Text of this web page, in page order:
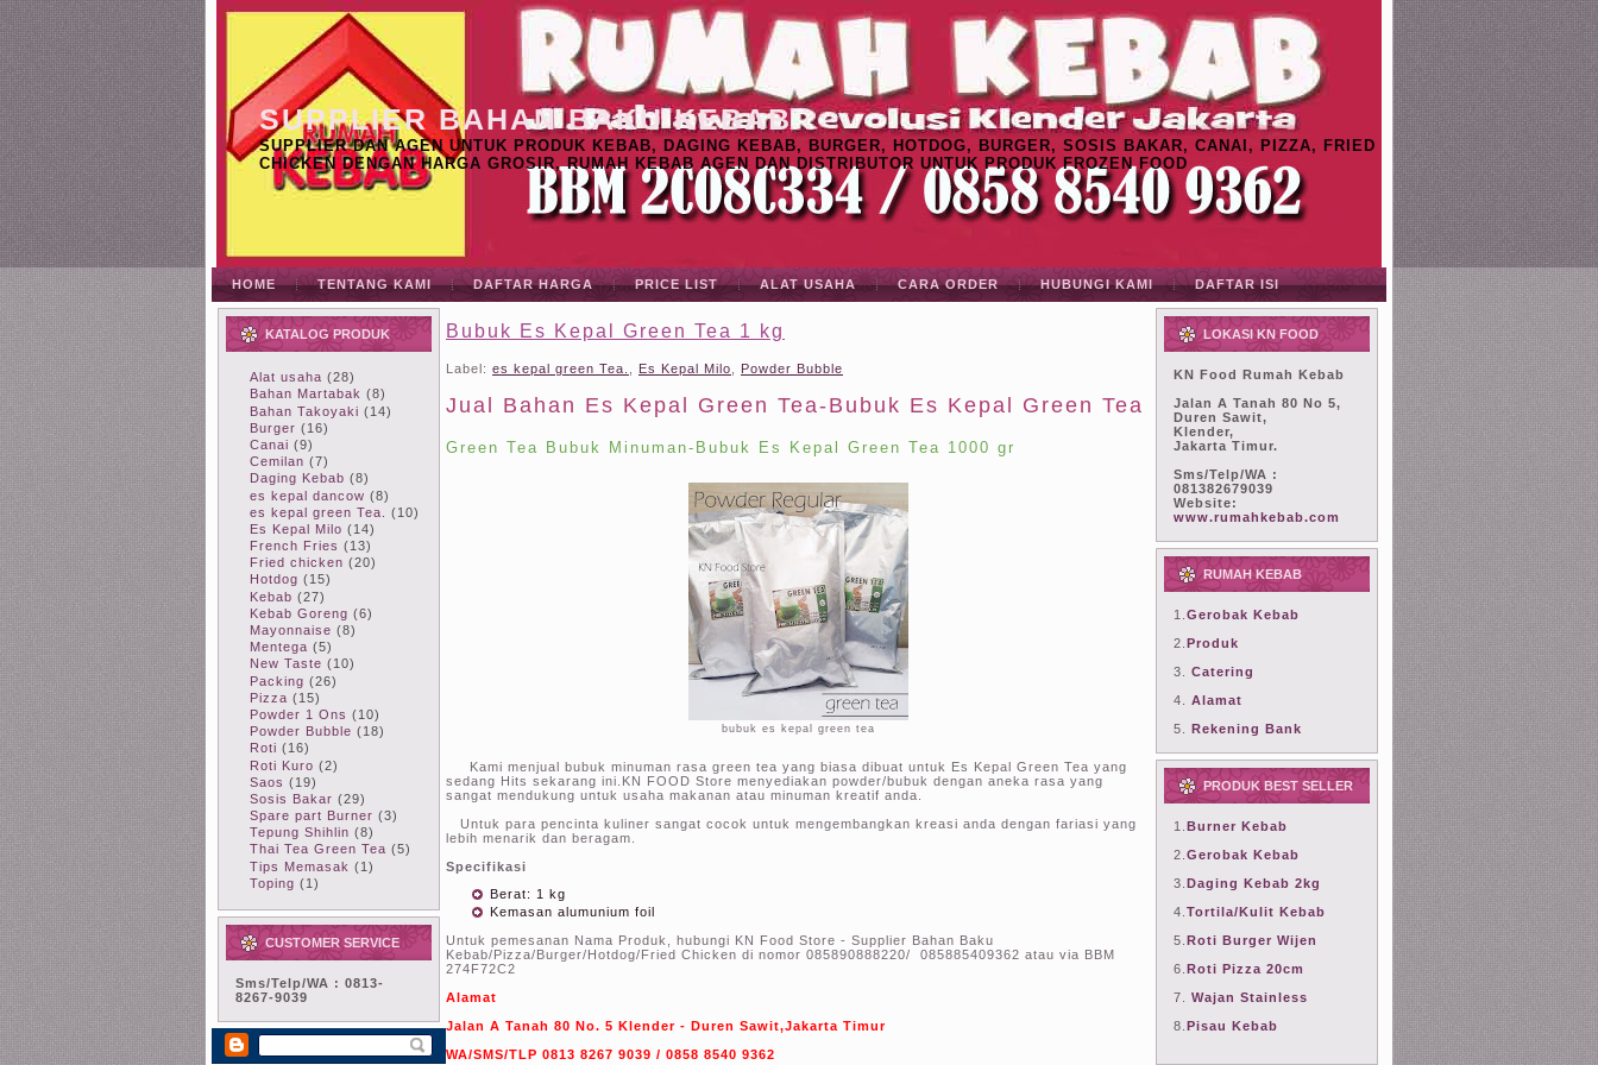
SUPPLIER BAHAN BAKU KEBAB
SUPPLIER DAN AGEN UNTUK PRODUK KEBAB, DAGING KEBAB, BURGER, HOTDOG, BURGER, SOSIS BAKAR, CANAI, PIZZA, FRIED
CHICKEN DENGAN HARGA GROSIR, RUMAH KEBAB AGEN DAN DISTRIBUTOR UNTUK PRODUK FROZEN FOOD
HOME TENTANG KAMI DAFTAR HARGA PRICE LIST ALAT USAHA CARA ORDER HUBUNGI KAMI DAFTAR ISI
KATALOG PRODUK
Alat usaha (28)
Bahan Martabak (8)
Bahan Takoyaki (14)
Burger (16)
Canai (9)
Cemilan (7)
Daging Kebab (8)
es kepal dancow (8)
es kepal green Tea.
(10)
Es Kepal Milo (14)
French Fries (13)
Fried chicken (20)
Hotdog (15)
Kebab (27)
Kebab Goreng (6)
Mayonnaise (8)
Mentega (5)
New Taste (10)
Packing (26)
Pizza (15)
Powder 1 Ons (10)
Powder Bubble (18)
Roti (16)
Roti Kuro (2)
Saos (19)
Sosis Bakar (29)
Spare part Burner (3)
Tepung Shihlin (8)
Thai Tea Green Tea (5)
Tips Memasak (1)
Toping (1)
CUSTOMER SERVICE
Sms/Telp/WA : 0813-
8267-9039
Bubuk Es Kepal Green Tea 1 kg
Label: es kepal green Tea. Es Kepal Milo Powder Bubble
Jual Bahan Es Kepal Green Tea-Bubuk Es Kepal Green Tea
Green Tea Bubuk Minuman-Bubuk Es Kepal Green Tea 1000 gr
bubuk es kepal green tea
Kami menjual bubuk minuman rasa green tea yang biasa dibuat untuk Es Kepal Green Tea yang
sedang Hits sekarang ini.KN FOOD Store menyediakan powder/bubuk dengan aneka rasa yang
sangat mendukung untuk usaha makanan atau minuman kreatif anda.
Untuk para pencinta kuliner sangat cocok untuk mengembangkan kreasi anda dengan fariasi yang
lebih menarik dan beragam.
Specifikasi
Berat: 1 kg
Kemasan alumunium foil
Untuk pemesanan Nama Produk, hubungi KN Food Store - Supplier Bahan Baku
Kebab/Pizza/Burger/Hotdog/Fried Chicken di nomor 085890888220/ 085885409362 atau via BBM
274F72C2
Alamat
Jalan A Tanah 80 No. 5 Klender - Duren Sawit,Jakarta Timur
WA/SMS/TLP 0813 8267 9039 / 0858 8540 9362
LOKASI KN FOOD
KN Food Rumah Kebab
Jalan A Tanah 80 No 5,
Duren Sawit,
Klender,
Jakarta Timur.
Sms/Telp/WA :
081382679039
Website:
www.rumahkebab.com
RUMAH KEBAB
1. Gerobak Kebab
2. Produk
3.
Catering
4.
Alamat
5.
Rekening Bank
PRODUK BEST SELLER
1. Burner Kebab
2. Gerobak Kebab
3. Daging Kebab 2kg
4. Tortila/Kulit Kebab
5. Roti Burger Wijen
6. Roti Pizza 20cm
7.
Wajan Stainless
8. Pisau Kebab